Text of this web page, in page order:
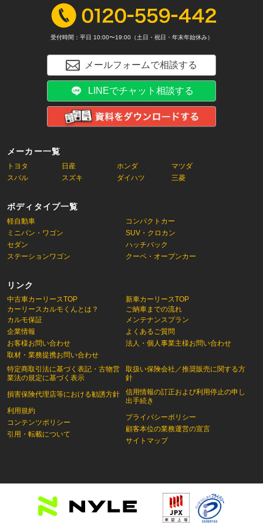
メーカー一覧
トヨタ 日産 ホンダ
マツダ
スバル
スズキ ダイハツ 三菱
ボディタイプ一覧
軽自動車
コンパクトカー
ミニバン・ワゴン
SUV・クロカン
セダン
ハッチバック
ステーションワゴン
クーペ・オープンカー
リンク
中古車カーリースTOP
カーリースカルモくんとは？
新車カーリースTOP
ご納車までの流れ
カルモ保証
企業情報
お客様お問い合わせ
取材・業務提携お問い合わせ
特定商取引法に基づく表記・古物営
業法の規定に基づく表示
損害保険代理店等における勧誘方針
利用規約
コンテンツポリシー
引用・転載について
メンテナンスプラン
よくあるご質問
法人・個人事業主様お問い合わせ
取扱い保険会社／推奨販売に関する方
針
信用情報の訂正および利用停止の申し
出手続き
プライバシーポリシー
顧客本位の業務運営の宣言
サイトマップ
受付時間：平日 10:00〜19:00（土日・祝日・年末年始休み）
メールフォームで相談する
LINEでチャット相談する